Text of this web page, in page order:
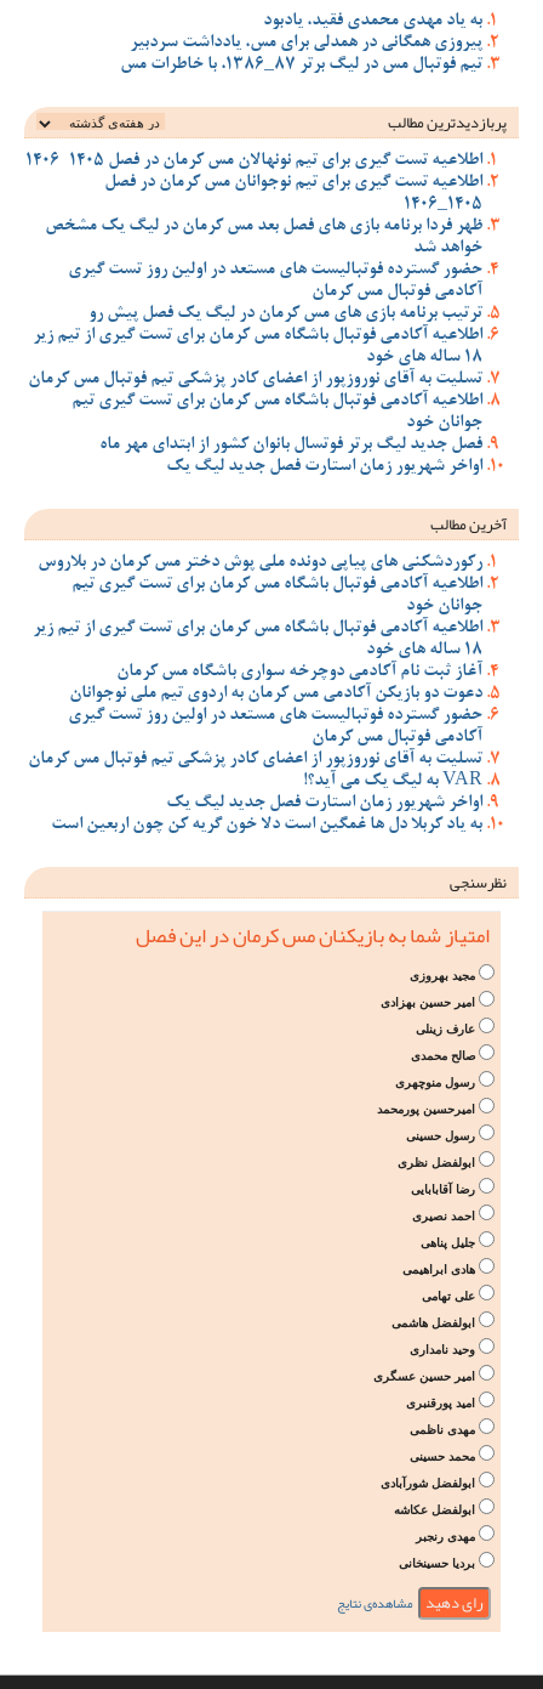
به یاد مهدی محمدی فقید، یادبود
پیروزی همگانی در همدلی برای مس، یادداشت سردبیر
تیم فوتبال مس در لیگ برتر 87_1386، با خاطرات مس
پربازدیدترین‌ مطالب
اطلاعیه تست گیری برای تیم نونهالان مس کرمان در فصل 1405-1406
اطلاعیه تست گیری برای تیم نوجوانان مس کرمان در فصل
1405_1406
ظهر فردا برنامه بازی های فصل بعد مس کرمان در لیگ یک مشخص
خواهد شد
حضور گسترده فوتبالیست های مستعد در اولین روز تست گیری
آکادمی فوتبال مس کرمان
ترتیب برنامه بازی های مس کرمان در لیگ یک فصل پیش رو
اطلاعیه آکادمی فوتبال باشگاه مس کرمان برای تست گیری از تیم زیر
18 ساله های خود
تسلیت به آقای نوروزپور از اعضای کادر پزشکی تیم فوتبال مس کرمان
اطلاعیه آکادمی فوتبال باشگاه مس کرمان برای تست گیری تیم
جوانان خود
فصل جدید لیگ برتر فوتسال بانوان کشور از ابتدای مهر ماه
اواخر شهریور زمان استارت فصل جدید لیگ یک
آخرین مطالب
رکوردشکنی های پیاپی دونده ملی پوش دختر مس کرمان در بلاروس
اطلاعیه آکادمی فوتبال باشگاه مس کرمان برای تست گیری تیم
جوانان خود
اطلاعیه آکادمی فوتبال باشگاه مس کرمان برای تست گیری از تیم زیر
18 ساله های خود
آغاز ثبت نام آکادمی دوچرخه سواری باشگاه مس کرمان
دعوت دو بازیکن آکادمی مس کرمان به اردوی تیم ملی نوجوانان
حضور گسترده فوتبالیست های مستعد در اولین روز تست گیری
آکادمی فوتبال مس کرمان
تسلیت به آقای نوروزپور از اعضای کادر پزشکی تیم فوتبال مس کرمان
VAR به لیگ یک می آید؟!
اواخر شهریور زمان استارت فصل جدید لیگ یک
به یاد کربلا دل ها غمگین است دلا خون گریه کن چون اربعین است
نظرسنجی
امتیاز شما به بازیکنان مس کرمان در این فصل
مجید بهروزی
امیر حسین بهزادی
عارف زینلی
صالح محمدی
رسول منوچهری
امیرحسین پورمحمد
رسول حسینی
ابولفضل نظری
رضا آقابابایی
احمد نصیری
جلیل پناهی
هادی ابراهیمی
علی تهامی
ابولفضل هاشمی
وحید نامداری
امیر حسین عسگری
امید پورقنبری
مهدی ناظمی
محمد حسینی
ابولفضل شورآبادی
ابولفضل عکاشه
مهدی رنجبر
بردیا حسینخانی
مشاهده‌ی نتایج